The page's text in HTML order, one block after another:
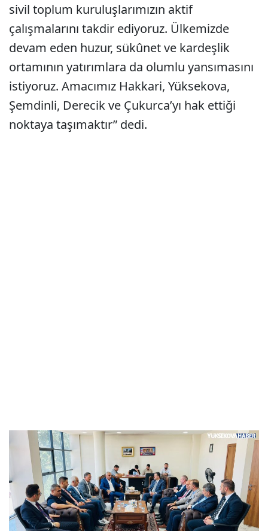
sivil toplum kuruluşlarımızın aktif
çalışmalarını takdir ediyoruz. Ülkemizde
devam eden huzur, sükûnet ve kardeşlik
ortamının yatırımlara da olumlu yansımasını
istiyoruz. Amacımız Hakkari, Yüksekova,
Şemdinli, Derecik ve Çukurca’yı hak ettiği
noktaya taşımaktır” dedi.